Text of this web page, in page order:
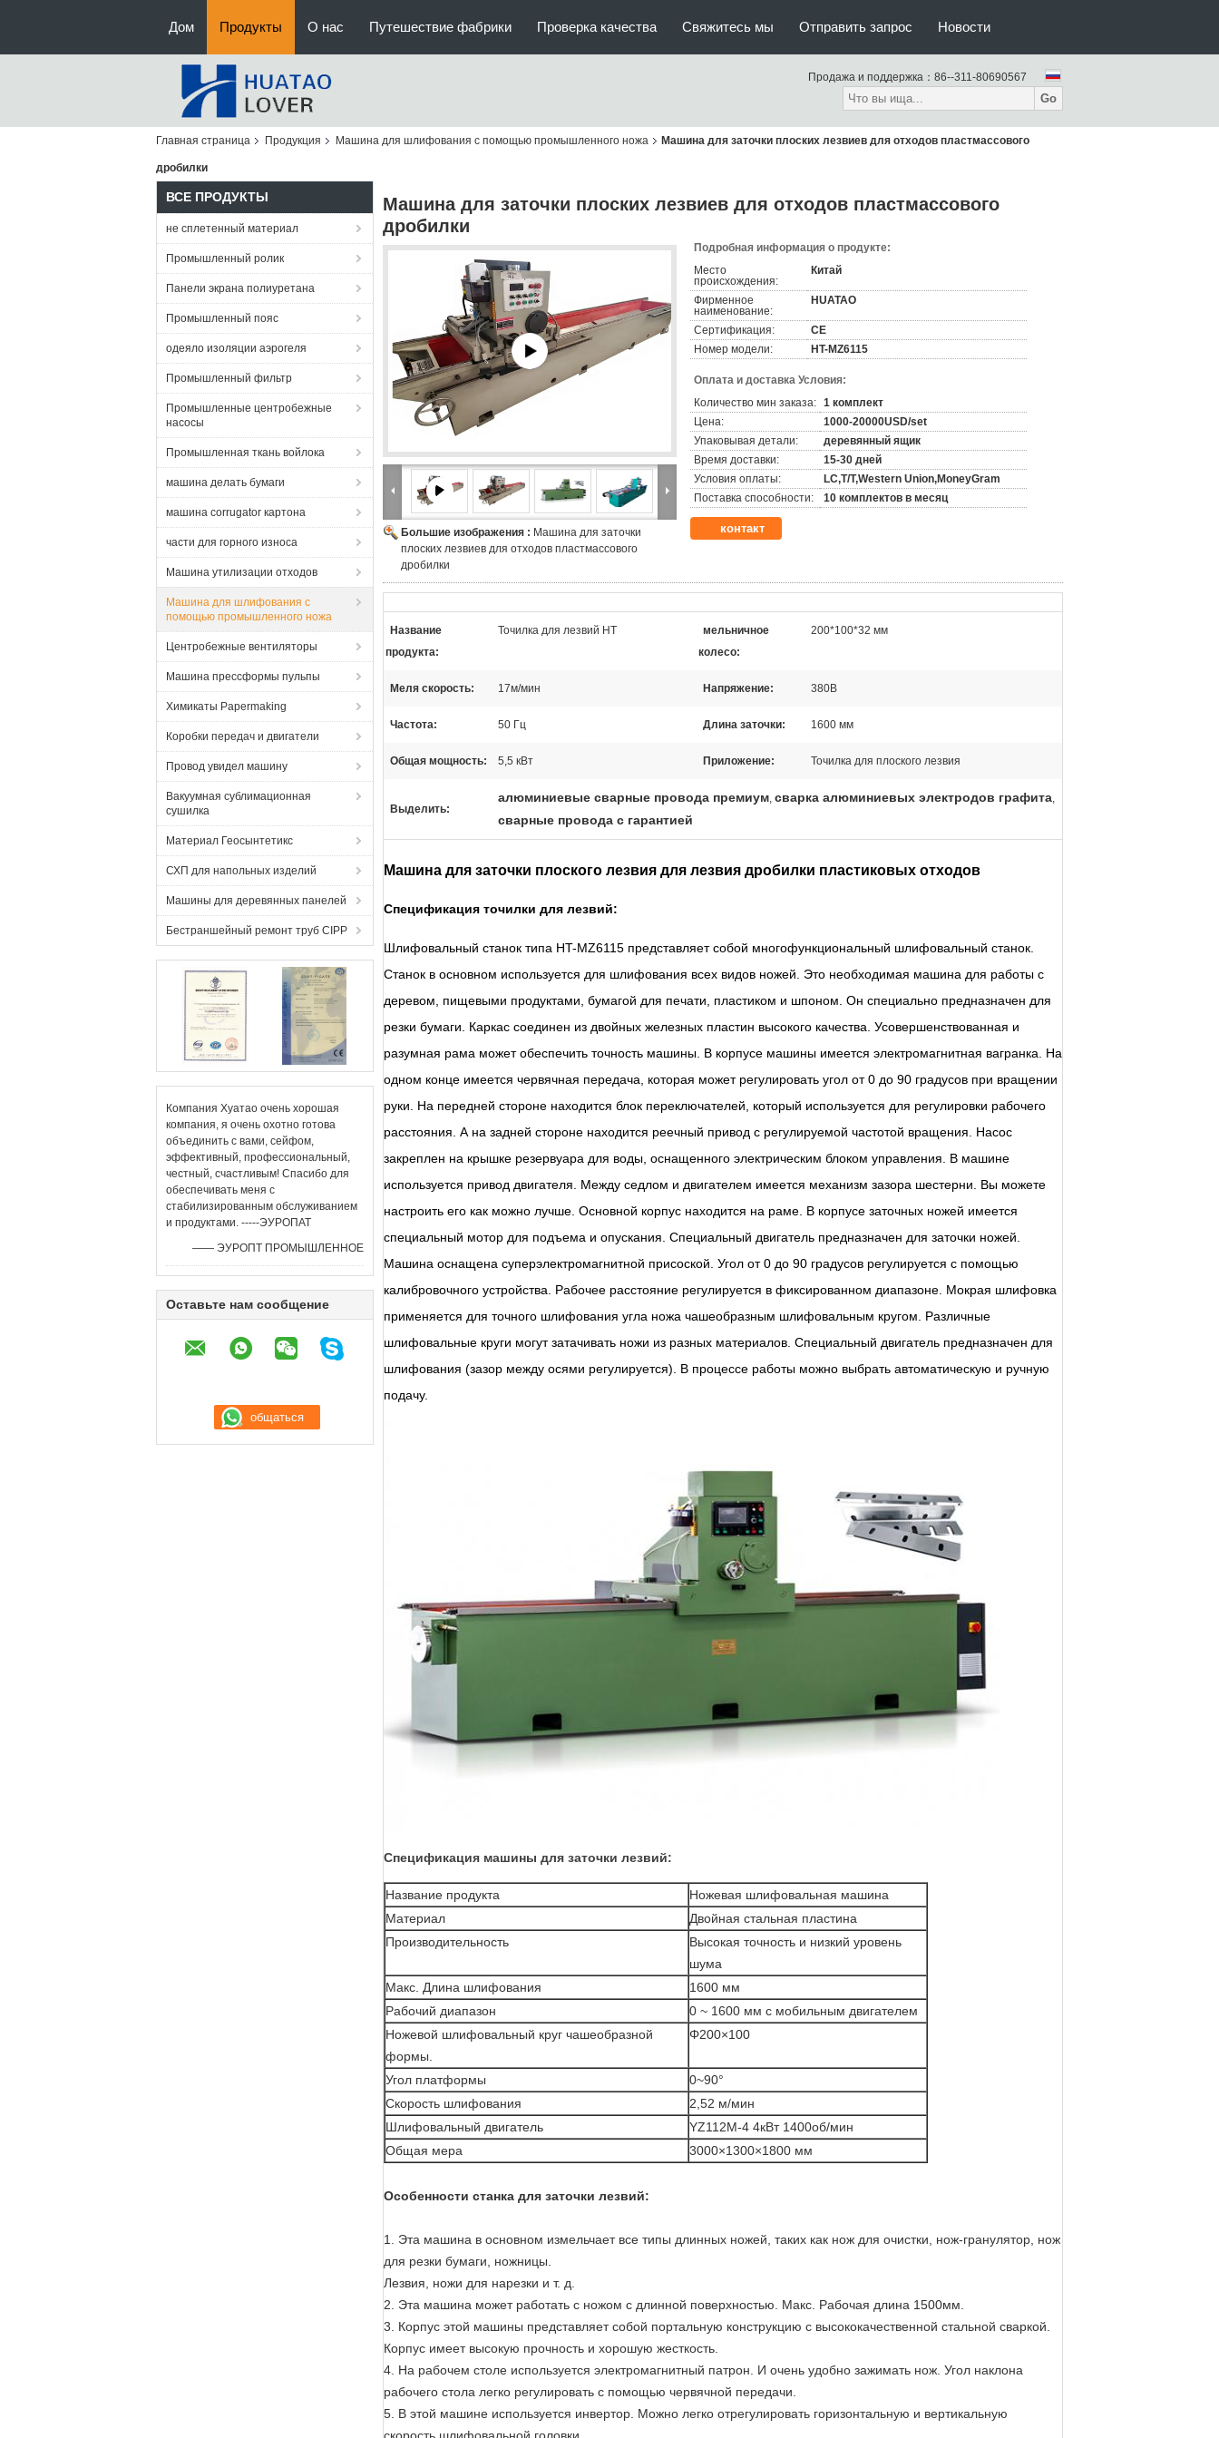
Дом Продукты О нас Путешествие фабрики Проверка качества Свяжитесь мы Отправить запрос Новости
Продажа и поддержка： 86--311-80690567
Go
Главная страница Продукция Машина для шлифования с помощью промышленного ножа Машина для заточки плоских лезвиев для отходов пластмассового
дробилки
ВСЕ ПРОДУКТЫ
не сплетенный материал
Промышленный ролик
Панели экрана полиуретана
Промышленный пояс
одеяло изоляции аэрогеля
Промышленный фильтр
Промышленные центробежные
насосы
Промышленная ткань войлока
машина делать бумаги
машина corrugator картона
части для горного износа
Машина утилизации отходов
Машина для шлифования с
помощью промышленного ножа
Центробежные вентиляторы
Машина прессформы пульпы
Химикаты Papermaking
Коробки передач и двигатели
Провод увидел машину
Вакуумная сублимационная
сушилка
Материал Геосынтетикс
СХП для напольных изделий
Машины для деревянных панелей
Бестраншейный ремонт труб CIPP
Компания Хуатао очень хорошая
компания, я очень охотно готова
объединить с вами, сейфом,
эффективный, профессиональный,
честный, счастливым! Спасибо для
обеспечивать меня с
стабилизированным обслуживанием
и продуктами. -----ЭУРОПАТ
—— ЭУРОПТ ПРОМЫШЛЕННОЕ
Оставьте нам сообщение
Машина для заточки плоских лезвиев для отходов пластмассового
дробилки
Большие изображения : Машина для заточки
плоских лезвиев для отходов пластмассового
дробилки
Подробная информация о продукте:
Место
происхождения:
Китай
Фирменное
наименование:
HUATAO
Сертификация:
CE
Номер модели:
HT-MZ6115
Оплата и доставка Условия:
Количество мин заказа: 1 комплект
Цена:
1000-20000USD/set
Упаковывая детали:
деревянный ящик
Время доставки:
15-30 дней
Условия оплаты:
LC,T/T,Western Union,MoneyGram
Поставка способности:
10 комплектов в месяц
контакт
Название
продукта:
Точилка для лезвий HT
мельничное
колесо:
200*100*32 мм
Меля скорость: 17м/мин Напряжение: 380В
Частота: 50 Гц Длина заточки: 1600 мм
Общая мощность: 5,5 кВт Приложение: Точилка для плоского лезвия
Выделить:
алюминиевые сварные провода премиум, сварка алюминиевых электродов графита,
сварные провода с гарантией
Машина для заточки плоского лезвия для лезвия дробилки пластиковых отходов
Спецификация точилки для лезвий:
Шлифовальный станок типа HT-MZ6115 представляет собой многофункциональный шлифовальный станок.
Станок в основном используется для шлифования всех видов ножей. Это необходимая машина для работы с
деревом, пищевыми продуктами, бумагой для печати, пластиком и шпоном. Он специально предназначен для
резки бумаги. Каркас соединен из двойных железных пластин высокого качества. Усовершенствованная и
разумная рама может обеспечить точность машины. В корпусе машины имеется электромагнитная вагранка. На
одном конце имеется червячная передача, которая может регулировать угол от 0 до 90 градусов при вращении
руки. На передней стороне находится блок переключателей, который используется для регулировки рабочего
расстояния. А на задней стороне находится реечный привод с регулируемой частотой вращения. Насос
закреплен на крышке резервуара для воды, оснащенного электрическим блоком управления. В машине
используется привод двигателя. Между седлом и двигателем имеется механизм зазора шестерни. Вы можете
настроить его как можно лучше. Основной корпус находится на раме. В корпусе заточных ножей имеется
специальный мотор для подъема и опускания. Специальный двигатель предназначен для заточки ножей.
Машина оснащена суперэлектромагнитной присоской. Угол от 0 до 90 градусов регулируется с помощью
калибровочного устройства. Рабочее расстояние регулируется в фиксированном диапазоне. Мокрая шлифовка
применяется для точного шлифования угла ножа чашеобразным шлифовальным кругом. Различные
шлифовальные круги могут затачивать ножи из разных материалов. Специальный двигатель предназначен для
шлифования (зазор между осями регулируется). В процессе работы можно выбрать автоматическую и ручную
подачу.
Спецификация машины для заточки лезвий:
Название продукта
Ножевая шлифовальная машина
Материал
Двойная стальная пластина
Производительность
Высокая точность и низкий уровень
шума
Макс. Длина шлифования
1600 мм
Рабочий диапазон
0 ~ 1600 мм с мобильным двигателем
Ножевой шлифовальный круг чашеобразной
формы.
Φ200×100
Угол платформы
0~90°
Скорость шлифования
2,52 м/мин
Шлифовальный двигатель
YZ112M-4 4кВт 1400об/мин
Общая мера
3000×1300×1800 мм
Особенности станка для заточки лезвий:
1. Эта машина в основном измельчает все типы длинных ножей, таких как нож для очистки, нож-гранулятор, нож
для резки бумаги, ножницы.
Лезвия, ножи для нарезки и т. д.
2. Эта машина может работать с ножом с длинной поверхностью. Макс. Рабочая длина 1500мм.
3. Корпус этой машины представляет собой портальную конструкцию с высококачественной стальной сваркой.
Корпус имеет высокую прочность и хорошую жесткость.
4. На рабочем столе используется электромагнитный патрон. И очень удобно зажимать нож. Угол наклона
рабочего стола легко регулировать с помощью червячной передачи.
5. В этой машине используется инвертор. Можно легко отрегулировать горизонтальную и вертикальную